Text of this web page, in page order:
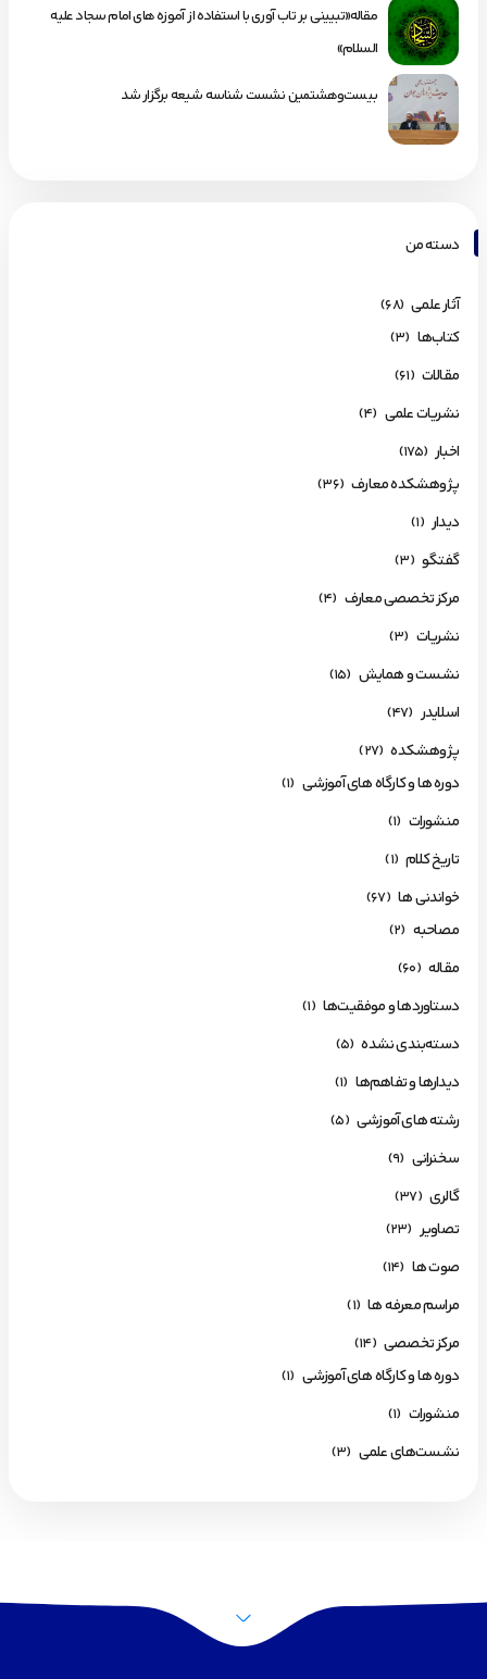
مقاله«تبیینی بر تاب آوری با استفاده از آموزه های امام سجاد علیه
السلام»
بیست‌وهشتمین نشست شناسه شیعه برگزار شد
دسته من
آثار علمی (68)
کتاب‌ها (3)
مقالات (61)
نشریات علمی (4)
اخبار (175)
پژوهشکده معارف (36)
دیدار (1)
گفتگو (3)
مرکز تخصصی معارف (4)
نشریات (3)
نشست و همایش (15)
اسلایدر (47)
پژوهشکده (27)
دوره ها و کارگاه های آموزشی (1)
منشورات (1)
تاریخ کلام (1)
خواندنی ها (67)
مصاحبه (2)
مقاله (60)
دستاوردها و موفقیت‌ها (1)
دسته‌بندی نشده (5)
دیدارها و تفاهم‌ها (1)
رشته های آموزشی (5)
سخنرانی (9)
گالری (37)
تصاویر (23)
صوت ها (14)
مراسم معرفه ها (1)
مرکز تخصصی (14)
دوره ها و کارگاه های آموزشی (1)
منشورات (1)
نشست‌های علمی (3)